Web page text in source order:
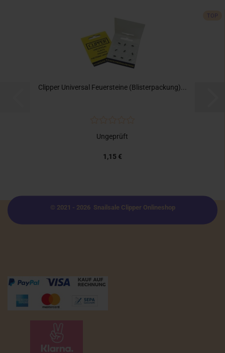
TOP
Clipper Universal Feuersteine (Blisterpackung)...
Ungeprüft
1,15 €
© 2021 - 2026 Snailsale Clipper Onlineshop